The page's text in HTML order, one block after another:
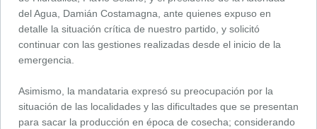
del Agua, Damián Costamagna, ante quienes expuso en
detalle la situación crítica de nuestro partido, y solicitó
continuar con las gestiones realizadas desde el inicio de la
emergencia.
Asimismo, la mandataria expresó su preocupación por la
situación de las localidades y las dificultades que se presentan
para sacar la producción en época de cosecha; considerando